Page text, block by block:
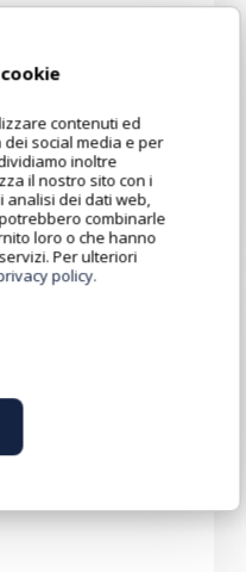
contenuti ed
social media e per
inoltre
il nostro sito con i
analisi dei dati web,
combinarle
loro o che hanno
Per ulteriori
policy.